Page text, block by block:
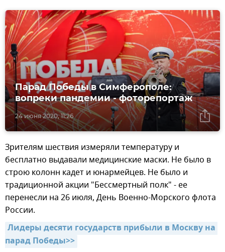
24 июня 2020, 11:26
Парад Победы в Симферополе:
вопреки пандемии - фоторепортаж
Зрителям шествия измеряли температуру и
бесплатно выдавали медицинские маски. Не было в
строю колонн кадет и юнармейцев. Не было и
традиционной акции "Бессмертный полк" - ее
перенесли на 26 июля, День Военно-Морского флота
России.
Лидеры десяти государств прибыли в Москву на
парад Победы>>